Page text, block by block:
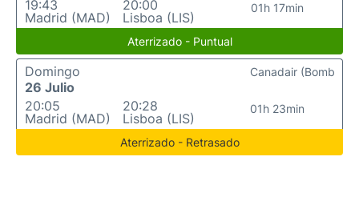
19:43
Madrid (MAD)
20:00
Lisboa (LIS)
01h 17min
Aterrizado - Puntual
Domingo
26 Julio
20:05
Madrid (MAD)
20:28
Lisboa (LIS)
01h 23min
Canadair (Bomb
Aterrizado - Retrasado